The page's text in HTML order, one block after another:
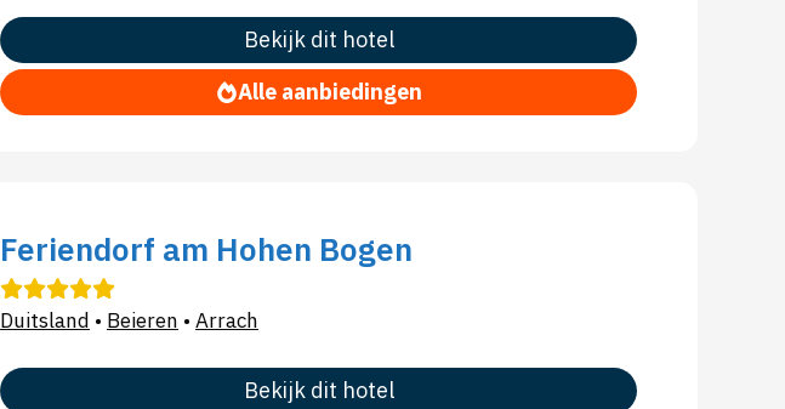
Bekijk dit hotel
Alle aanbiedingen
Feriendorf am Hohen Bogen
Duitsland • Beieren • Arrach
Bekijk dit hotel